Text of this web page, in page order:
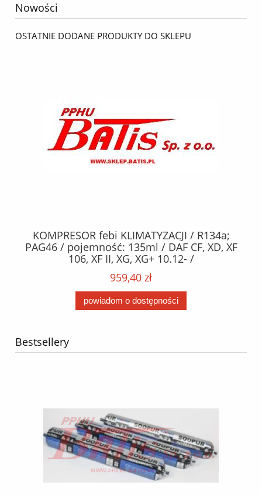
Nowości
OSTATNIE DODANE PRODUKTY DO SKLEPU
KOMPRESOR febi KLIMATYZACJI / R134a;
PAG46 / pojemność: 135ml / DAF CF, XD, XF
106, XF II, XG, XG+ 10.12- /
959,40 zł
powiadom o dostępności
Bestsellery